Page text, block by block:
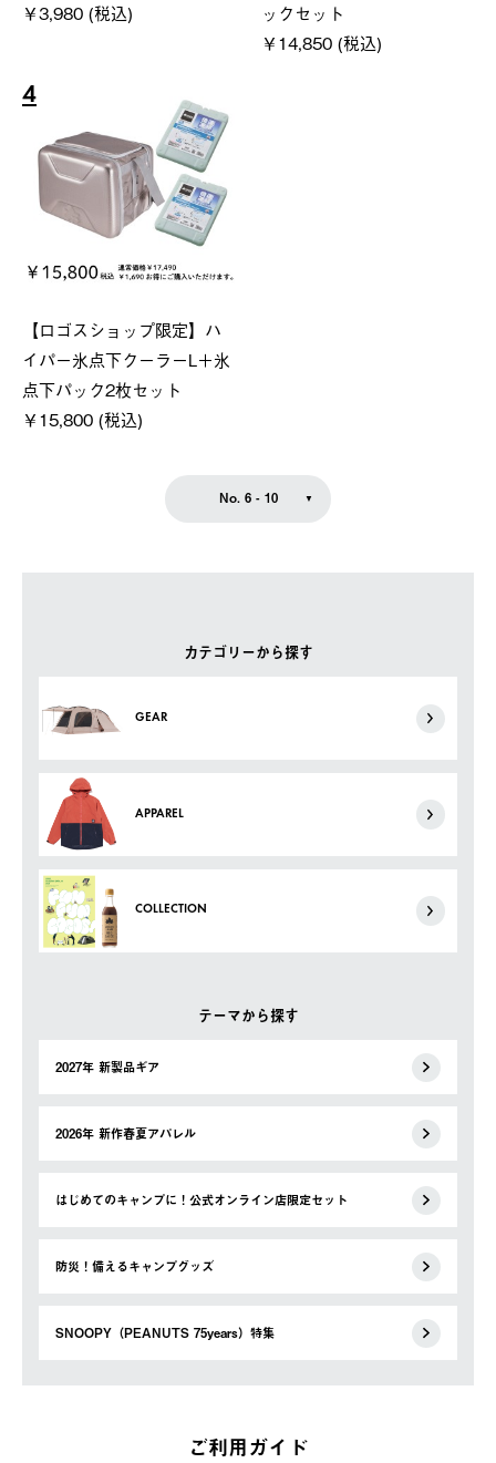
カテゴリーから探す
GEAR
APPAREL
COLLECTION
テーマから探す
2027年 新製品ギア
2026年 新作春夏アパレル
はじめてのキャンプに！公式オンライン店限定セット
防災！備えるキャンプグッズ
SNOOPY（PEANUTS 75years）特集
￥3,980 (税込)
ックセット
￥14,850 (税込)
4
【ロゴスショップ限定】ハ
イパー氷点下クーラーL＋氷
点下パック2枚セット
￥15,800 (税込)
No. 6 - 10
ご利用ガイド